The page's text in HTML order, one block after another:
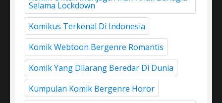
Selama Lockdown
Komikus Terkenal Di Indonesia
Komik Webtoon Bergenre Romantis
Komik Yang Dilarang Beredar Di Dunia
Kumpulan Komik Bergenre Horor